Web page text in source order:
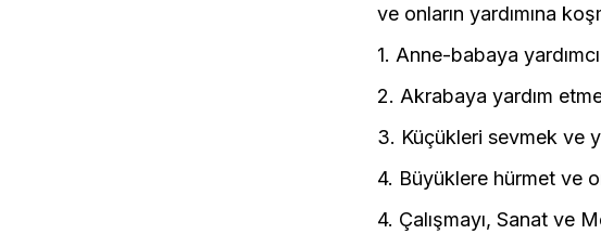
ve onların yardımına
1. Anne-babaya
2. Akrabaya yardım
3. Küçükleri sevmek ve
4. Büyüklere hürmet ve
4. Çalışmayı, Sanat ve